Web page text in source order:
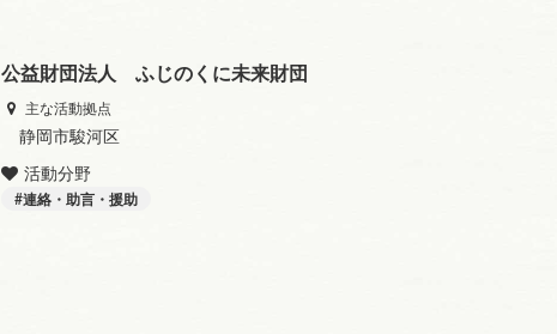
公益財団法人 ふじのくに未来財団
主な活動拠点
静岡市駿河区
活動分野
連絡・助言・援助